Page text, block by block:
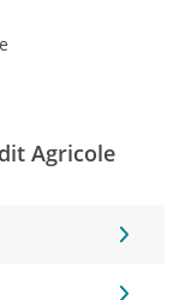
Agricole